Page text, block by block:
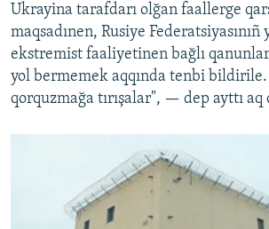
Ukrayina tarafdarı olğan faallerge
maqsadınen, Rusiye Federatsiyasınıñ
ekstremist faaliyetinen bağlı
yol bermemek aqqında tenbi bildirile.
qorquzmağa tırışalar", — dep ayttı aq